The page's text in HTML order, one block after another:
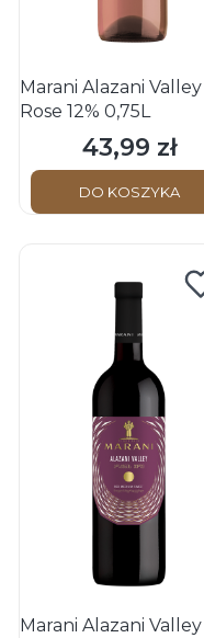
Marani Alazani Valley
Rose 12% 0,75L
Cena
43,99 zł
DO KOSZYKA
Marani Alazani Valley